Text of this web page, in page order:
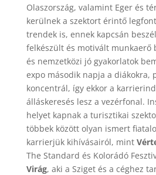
Olaszország, valamint Eger és
kerülnek a szektort érintő
trendek is, ennek kapcsán
felkészült és motivált munkaerő
és nemzetközi jó gyakorlatok
expo második napja a diákokra,
koncentrál, így ekkor a
álláskeresés lesz a vezérfonal.
helyet kapnak a turisztikai
többek között olyan ismert
karrierjük kihívásairól, mint
The Standard és Kolorádó
Virág, aki a Sziget és a céghez